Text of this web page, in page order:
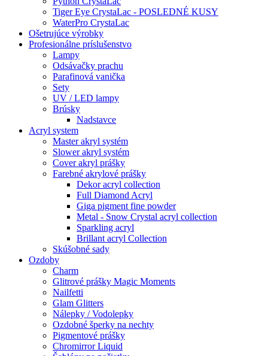
Tiger Eye CrystaLac - POSLEDNÉ KUSY
WaterPro CrystaLac
Ošetrujúce výrobky
Profesionálne príslušenstvo
Lampy
Odsávačky prachu
Parafinová vanička
Sety
UV / LED lampy
Brúsky
Nadstavce
Acryl system
Master akryl systém
Slower akryl systém
Cover akryl prášky
Farebné akrylové prášky
Dekor acryl collection
Full Diamond Acryl
Giga pigment fine powder
Metal - Snow Crystal acryl collection
Sparkling acryl
Brillant acryl Collection
Skúšobné sady
Ozdoby
Charm
Glitrové prášky Magic Moments
Nailfetti
Glam Glitters
Nálepky / Vodolepky
Ozdobné šperky na nechty
Pigmentové prášky
Chromirror Liquid